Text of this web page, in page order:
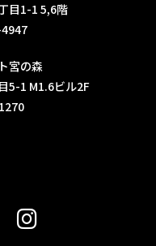
目1-1 5,6階
宮の森
5-1 M1.6ビル2F